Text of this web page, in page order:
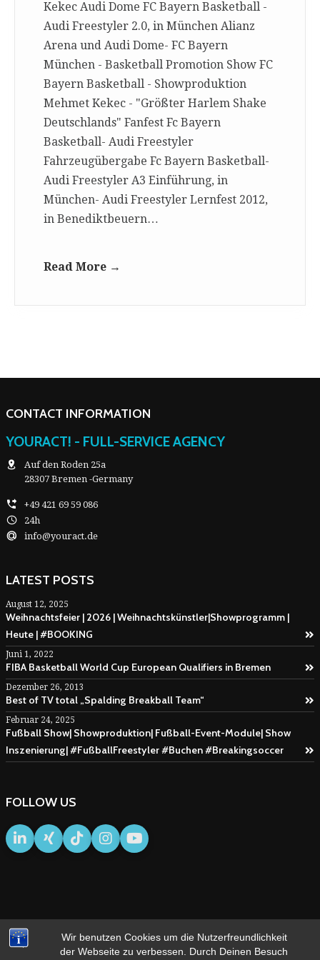
Wir benutzen Cookies um die Nutzerfreundlichkeit
der Webseite zu verbessen. Durch Deinen Besuch
Kekec Audi Dome FC Bayern Basketball -
Audi Freestyler 2.0, in München Alianz
Arena und Audi Dome- FC Bayern
München - Basketball Promotion Show FC
Bayern Basketball - Showproduktion
Mehmet Kekec - "Größter Harlem Shake
Deutschlands" Fanfest Fc Bayern
Basketball- Audi Freestyler
Fahrzeugübergabe Fc Bayern Basketball-
Audi Freestyler A3 Einführung, in
München- Audi Freestyler Lernfest 2012,
in Benediktbeuern…
Read More →
CONTACT INFORMATION
YOURACT! - FULL-SERVICE AGENCY
Auf den Roden 25a
28307 Bremen -Germany
+49 421 69 59 086
24h
info@youract.de
LATEST POSTS
August 12, 2025
Weihnachtsfeier | 2026 | Weihnachtskünstler|Showprogramm |
Heute | #BOOKING
Juni 1, 2022
FIBA Basketball World Cup European Qualifiers in Bremen
Dezember 26, 2013
Best of TV total „Spalding Breakball Team“
Februar 24, 2025
Fußball Show| Showproduktion| Fußball-Event-Module| Show
Inszenierung| #FußballFreestyler #Buchen #Breakingsoccer
FOLLOW US
IMPRESSUM AGB